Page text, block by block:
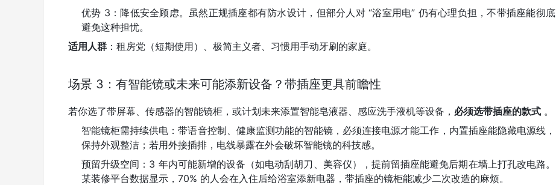
优势 3：降低安全顾虑。虽然正规插座都有防水设计，但部分人对 “浴室用电” 仍有心理负担，不带插座能彻底
避免这种担忧。
适用人群 ：租房党（短期使用）、极简主义者、习惯用手动牙刷的家庭。
场景 3：有智能镜或未来可能添新设备？带插座更具前瞻性
若你选了带屏幕、传感器的智能镜柜，或计划未来添置智能皂液器、感应洗手液机等设备， 必须选带插座的款式 。
智能镜柜需持续供电：带语音控制、健康监测功能的智能镜，必须连接电源才能工作，内置插座能隐藏电源线，
保持外观整洁；若用外接插排，电线暴露在外会破坏智能镜的科技感。
预留升级空间：3 年内可能新增的设备（如电动刮胡刀、美容仪），提前留插座能避免后期在墙上打孔改电路。
某装修平台数据显示，70% 的人会在入住后给浴室添新电器，带插座的镜柜能减少二次改造的麻烦。